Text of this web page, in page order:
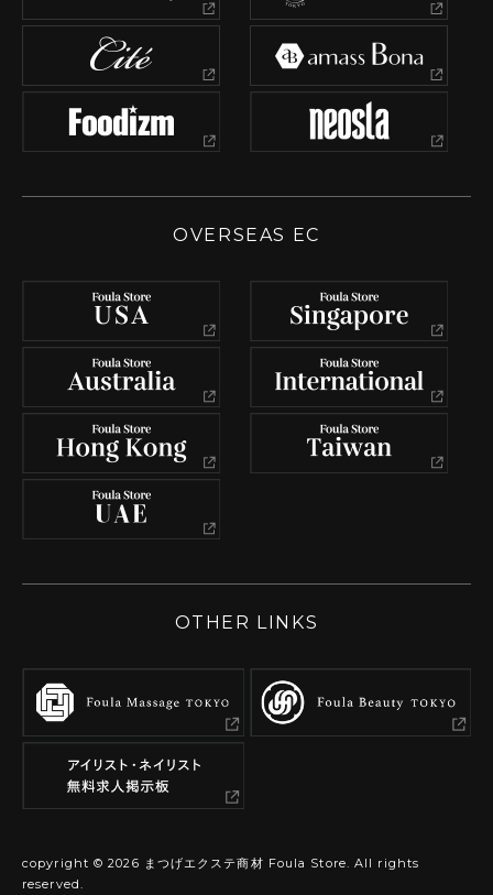
OVERSEAS EC
OTHER LINKS
copyright ©2026 まつげエクステ商材 Foula Store. All rights
reserved.